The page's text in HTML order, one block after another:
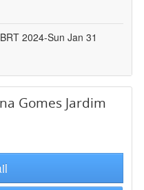
2024-Sun Jan 31
Gomes Jardim